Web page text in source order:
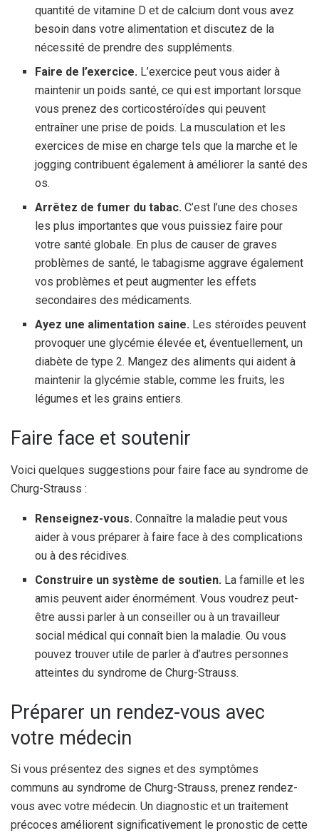
quantité de vitamine D et de calcium dont vous avez
besoin dans votre alimentation et discutez de la
nécessité de prendre des suppléments.
Faire de l’exercice. L’exercice peut vous aider à
maintenir un poids santé, ce qui est important lorsque
vous prenez des corticostéroïdes qui peuvent
entraîner une prise de poids. La musculation et les
exercices de mise en charge tels que la marche et le
jogging contribuent également à améliorer la santé des
os.
Arrêtez de fumer du tabac. C’est l’une des choses
les plus importantes que vous puissiez faire pour
votre santé globale. En plus de causer de graves
problèmes de santé, le tabagisme aggrave également
vos problèmes et peut augmenter les effets
secondaires des médicaments.
Ayez une alimentation saine. Les stéroïdes peuvent
provoquer une glycémie élevée et, éventuellement, un
diabète de type 2. Mangez des aliments qui aident à
maintenir la glycémie stable, comme les fruits, les
légumes et les grains entiers.
Faire face et soutenir
Voici quelques suggestions pour faire face au syndrome de
Churg-Strauss :
Renseignez-vous. Connaître la maladie peut vous
aider à vous préparer à faire face à des complications
ou à des récidives.
Construire un système de soutien. La famille et les
amis peuvent aider énormément. Vous voudrez peut-
être aussi parler à un conseiller ou à un travailleur
social médical qui connaît bien la maladie. Ou vous
pouvez trouver utile de parler à d’autres personnes
atteintes du syndrome de Churg-Strauss.
Préparer un rendez-vous avec
votre médecin
Si vous présentez des signes et des symptômes
communs au syndrome de Churg-Strauss, prenez rendez-
vous avec votre médecin. Un diagnostic et un traitement
précoces améliorent significativement le pronostic de cette